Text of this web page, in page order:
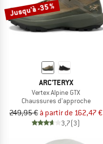
Jusqu'à -35 %
ARC'TERYX
Vertex Alpine GTX
Chaussures d'approche
249,95 € à partir de 162,47 €
3,7(3)